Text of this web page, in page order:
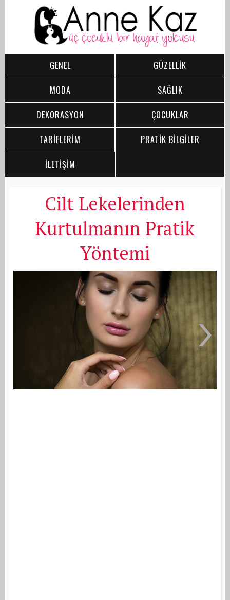
GENEL
GÜZELLİK
MODA
SAĞLIK
DEKORASYON
ÇOCUKLAR
TARİFLERİM
PRATİK BİLGİLER
İLETİŞİM
Cilt Lekelerinden
Kurtulmanın Pratik
Yöntemi